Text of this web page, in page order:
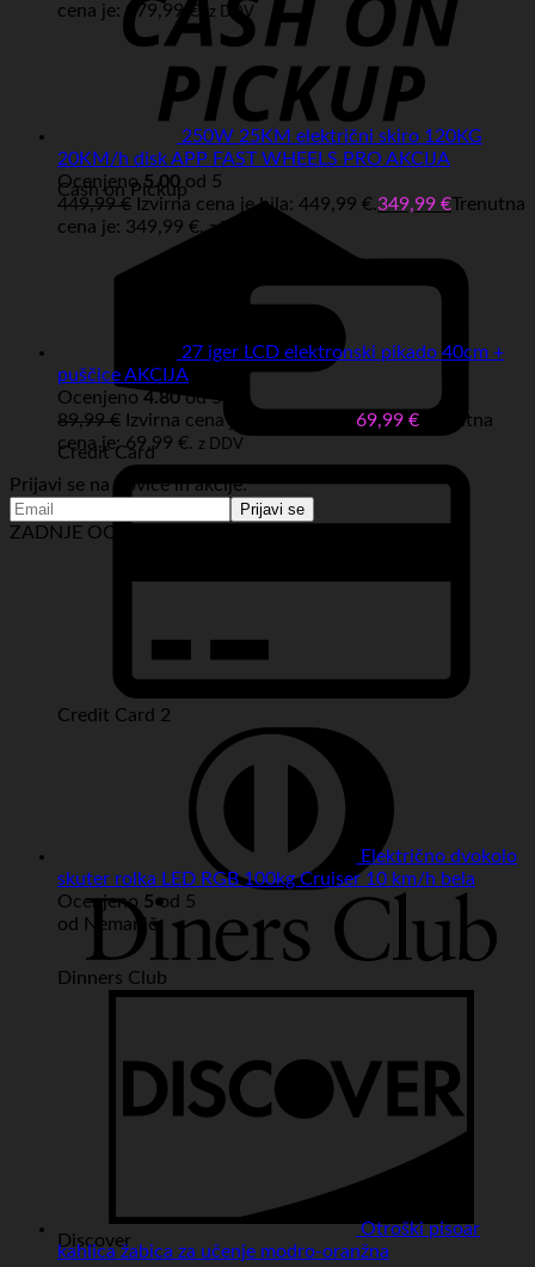
Cash on Pickup
Credit Card
Credit Card 2
Dinners Club
Discover
cena je: 279,99 €.
z DDV
250W 25KM električni skiro 120KG
20KM/h disk APP FAST WHEELS PRO AKCIJA
Ocenjeno5.00 od 5
449,99€ Izvirna cena je bila: 449,99 €.349,99 €Trenutna
cena je: 349,99 €. z DDV
27 iger LCD elektronski pikado 40cm +
puščice AKCIJA
Ocenjeno 4.80od 5
89,99€ Izvirna cena je bila: 89,99 €. 69,99 € Trenutna
cena je: 69,99 €. z DDV
Prijavi se na novice in akcije:
ZADNJE OCENE IZDELKOV:
Električno dvokolo
skuter rolka LED RGB 100kg Cruiser 10 km/h bela
Ocenjeno 5od 5
od Nemanič
Otroški pisoar
kahlica žabica za učenje modro-oranžna